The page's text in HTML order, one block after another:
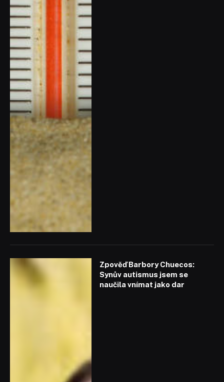
Zpověď Barbory Chuecos:
Synův autismus jsem se
naučila vnímat jako dar